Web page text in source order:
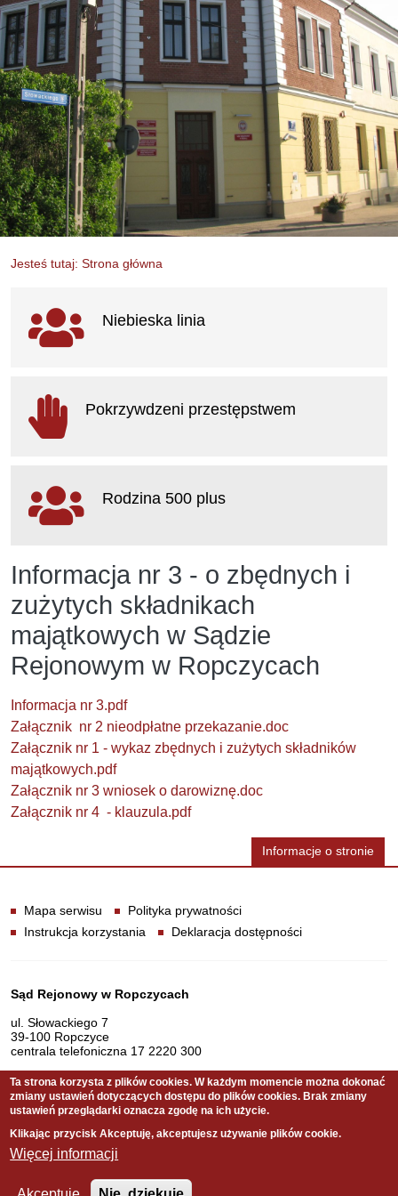
Jesteś tutaj: Strona główna
Informacja nr 3 - o zbędnych i
zużytych składnikach
majątkowych w Sądzie
Rejonowym w Ropczycach
Informacja nr 3.pdf
Załącznik nr 2 nieodpłatne przekazanie.doc
Załącznik nr 1 - wykaz zbędnych i zużytych składników
majątkowych.pdf
Załącznik nr 3 wniosek o darowiznę.doc
Załącznik nr 4 - klauzula.pdf
Ważne linki
Niebieska linia
Pokrzywdzeni przestępstwem
Rodzina 500 plus
Informacje o stronie
Mapa serwisu
Polityka prywatności
Instrukcja korzystania
Deklaracja dostępności
Dane teleadresowe
Sąd Rejonowy w Ropczycach
ul. Słowackiego 7
39-100 Ropczyce
centrala telefoniczna 17 2220 300
Serwis pełni funkcję strony Biuletynu Informacji Publicznej
Copyright © 2011 Sąd Rejonowy w Ropczycach
Ta strona korzysta z plików cookies. W każdym momencie można dokonać
zmiany ustawień dotyczących dostępu do plików cookies. Brak zmiany
ustawień przeglądarki oznacza zgodę na ich użycie.
Klikając przycisk Akceptuję, akceptujesz używanie plików cookie.
Więcej informacji